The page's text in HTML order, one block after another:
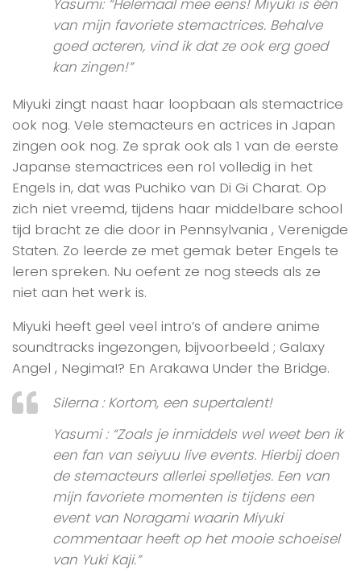
van mijn favoriete stemactrices. Behalve
goed acteren, vind ik dat ze ook erg goed
kan zingen!”
Miyuki zingt naast haar loopbaan als stemactrice
ook nog. Vele stemacteurs en actrices in Japan
zingen ook nog. Ze sprak ook als 1 van de eerste
Japanse stemactrices een rol volledig in het
Engels in, dat was Puchiko van Di Gi Charat. Op
zich niet vreemd, tijdens haar middelbare school
tijd bracht ze die door in Pennsylvania , Verenigde
Staten. Zo leerde ze met gemak beter Engels te
leren spreken. Nu oefent ze nog steeds als ze
niet aan het werk is.
Miyuki heeft geel veel intro’s of andere anime
soundtracks ingezongen, bijvoorbeeld ; Galaxy
Angel , Negima!? En Arakawa Under the Bridge.
Silerna : Kortom, een supertalent!
Yasumi : “Zoals je inmiddels wel weet ben ik
een fan van seiyuu live events. Hierbij doen
de stemacteurs allerlei spelletjes. Een van
mijn favoriete momenten is tijdens een
event van Noragami waarin Miyuki
commentaar heeft op het mooie schoeisel
van Yuki Kaji.”